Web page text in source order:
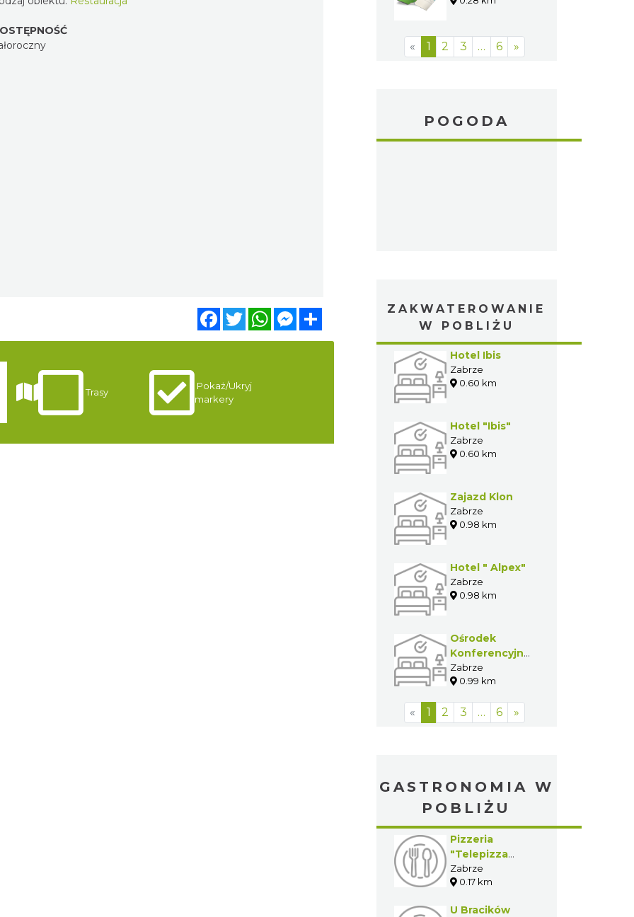
FacebookTwitterWhatsAppMessenger
Trasy
Pokaż/Ukryj
markery
« 1 2 3 … 6 »
POGODA
ZAKWATEROWANIE
W POBLIŻU
Hotel Ibis
Zabrze
0.60 km
Hotel "Ibis"
Zabrze
0.60 km
Zajazd Klon
Zabrze
0.98 km
Hotel " Alpex"
Zabrze
0.98 km
Ośrodek
Konferencyjno-
Szkoleniowy
Politechniki
"Innowacja"
Zabrze
0.99 km
« 1 2 3 … 6 »
GASTRONOMIA W
POBLIŻU
Pizzeria
"Telepizza
Zabrze"
Zabrze
0.17 km
U Bracików